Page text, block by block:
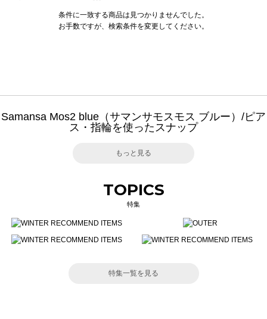
条件に一致する商品は見つかりませんでした。
お手数ですが、検索条件を変更してください。
Samansa Mos2 blue（サマンサモスモス ブルー）/ピア
ス・指輪を使ったスナップ
もっと見る
TOPICS
特集
特集一覧を見る